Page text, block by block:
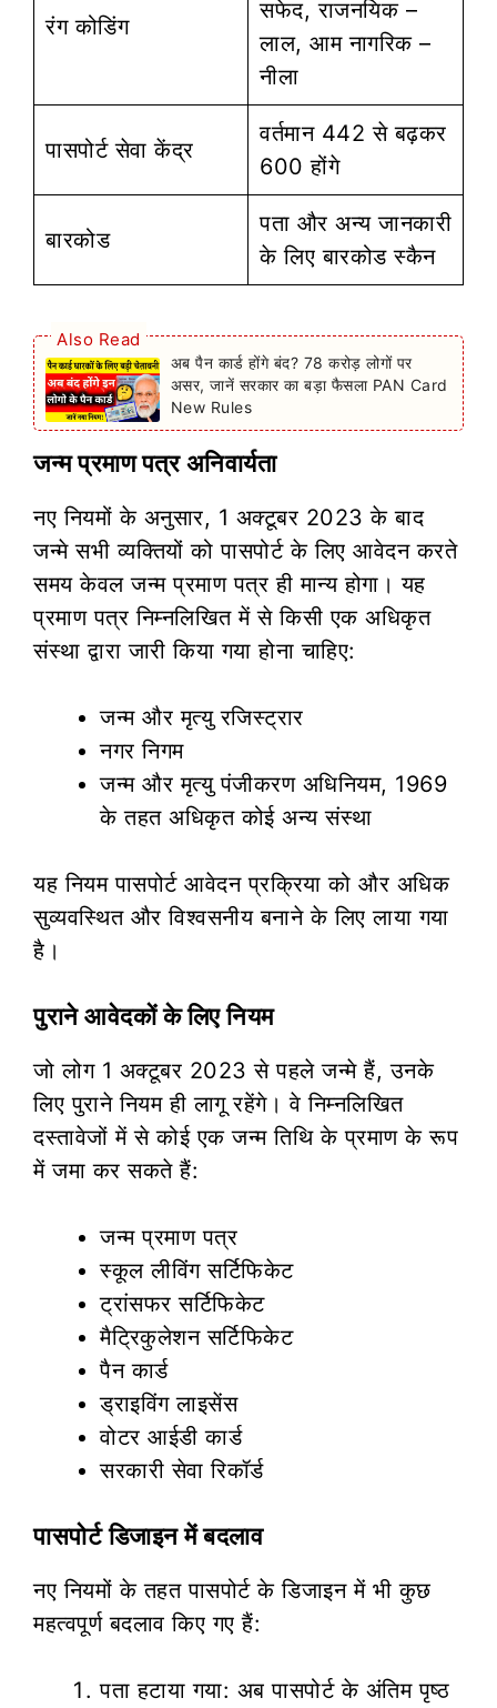
रंग कोडिंग
सफेद, राजनयिक –
लाल, आम नागरिक –
नीला
पासपोर्ट सेवा केंद्र
वर्तमान 442 से बढ़कर
600 होंगे
बारकोड
पता और अन्य जानकारी
के लिए बारकोड स्कैन
Also Read
अब पैन कार्ड होंगे बंद? 78 करोड़ लोगों पर
असर, जानें सरकार का बड़ा फैसला PAN Card
New Rules
जन्म प्रमाण पत्र अनिवार्यता
नए नियमों के अनुसार, 1 अक्टूबर 2023 के बाद
जन्मे सभी व्यक्तियों को पासपोर्ट के लिए आवेदन करते
समय केवल जन्म प्रमाण पत्र ही मान्य होगा। यह
प्रमाण पत्र निम्नलिखित में से किसी एक अधिकृत
संस्था द्वारा जारी किया गया होना चाहिए:
जन्म और मृत्यु रजिस्ट्रार
नगर निगम
जन्म और मृत्यु पंजीकरण अधिनियम, 1969
के तहत अधिकृत कोई अन्य संस्था
यह नियम पासपोर्ट आवेदन प्रक्रिया को और अधिक
सुव्यवस्थित और विश्वसनीय बनाने के लिए लाया गया
है।
पुराने आवेदकों के लिए नियम
जो लोग 1 अक्टूबर 2023 से पहले जन्मे हैं, उनके
लिए पुराने नियम ही लागू रहेंगे। वे निम्नलिखित
दस्तावेजों में से कोई एक जन्म तिथि के प्रमाण के रूप
में जमा कर सकते हैं:
जन्म प्रमाण पत्र
स्कूल लीविंग सर्टिफिकेट
ट्रांसफर सर्टिफिकेट
मैट्रिकुलेशन सर्टिफिकेट
पैन कार्ड
ड्राइविंग लाइसेंस
वोटर आईडी कार्ड
सरकारी सेवा रिकॉर्ड
पासपोर्ट डिजाइन में बदलाव
नए नियमों के तहत पासपोर्ट के डिजाइन में भी कुछ
महत्वपूर्ण बदलाव किए गए हैं:
पता हटाया गया: अब पासपोर्ट के अंतिम पृष्ठ